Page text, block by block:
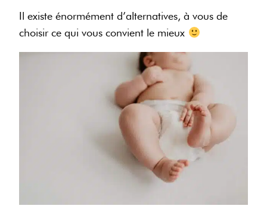
Il existe énormément d’alternatives, à vous de
choisir ce qui vous convient le mieux